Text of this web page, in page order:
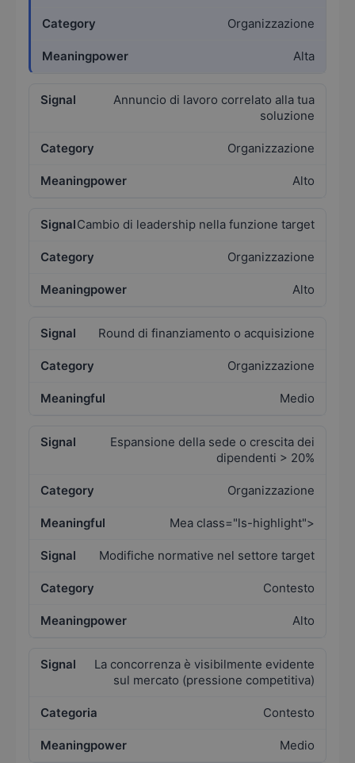
Organizzazione
Alta
Annuncio di lavoro correlato alla tua
soluzione
Organizzazione
Alto
Cambio di leadership nella funzione target
Organizzazione
Alto
Round di finanziamento o acquisizione
Organizzazione
Medio
Espansione della sede o crescita dei
dipendenti > 20%
Organizzazione
Mea class="ls-highlight">
Modifiche normative nel settore target
Contesto
Alto
La concorrenza è visibilmente evidente
sul mercato (pressione competitiva)
Contesto
Medio